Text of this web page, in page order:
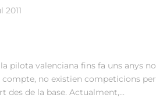
2011
la pilota valenciana fins fa uns anys no
compte, no existien competicions per
des de la base. Actualment,...